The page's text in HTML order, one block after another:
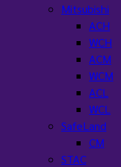
Mitsubishi
ACH
WCH
ACM
WCM
ACL
WCL
SafeLand
CM
STAC